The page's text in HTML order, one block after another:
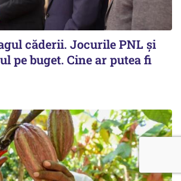
căderii. Jocurile PNL și
pe buget. Cine ar putea fi